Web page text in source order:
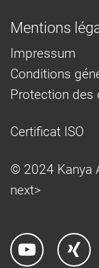
Mentions
Impressum
Conditions
Protection des
Certificat ISO
© 2024 Kanya
next>